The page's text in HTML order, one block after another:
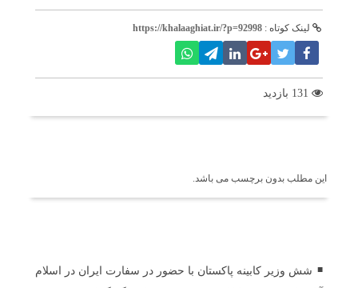
لینک کوتاه : https://khalaaghiat.ir/?p=92998
این مطلب بدون برچسب می باشد.
شش وزیر کابینه پاکستان با حضور در سفارت ایران در اسلام